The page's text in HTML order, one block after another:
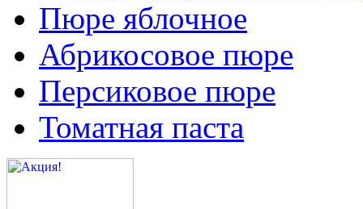
Пюре яблочное
Абрикосовое пюре
Персиковое пюре
Томатная паста